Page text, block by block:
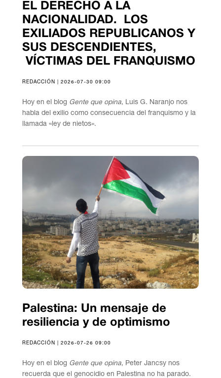
EL DERECHO A LA
NACIONALIDAD. LOS
EXILIADOS REPUBLICANOS Y
SUS DESCENDIENTES,
VÍCTIMAS DEL FRANQUISMO
REDACCIÓN | 2026-07-30 09:00
Hoy en el blog Gente que opina, Luis G. Naranjo nos
habla del exilio como consecuencia del franquismo y la
llamada «ley de nietos».
Palestina: Un mensaje de
resiliencia y de optimismo
REDACCIÓN | 2026-07-26 09:00
Hoy en el blog Gente que opina, Peter Jancsy nos
recuerda que el genocidio en Palestina no ha parado.